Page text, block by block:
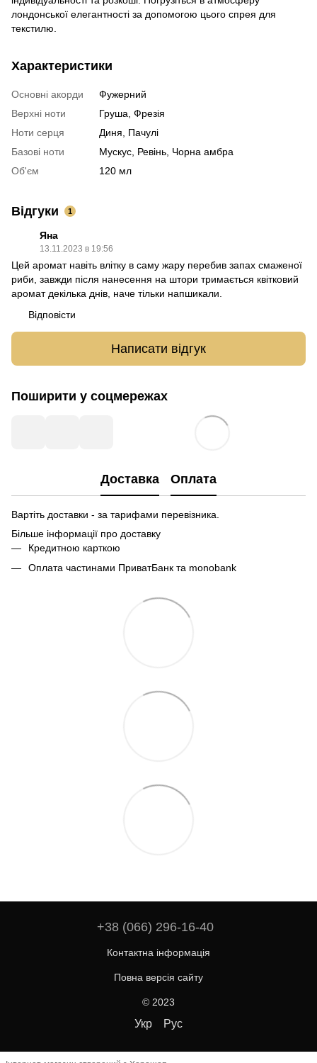
лондонської елегантності за допомогою цього спрея для
текстилю.
Характеристики
Основні акорди
Фужерний
Верхні ноти
Груша, Фрезія
Ноти серця
Диня, Пачулі
Базові ноти
Мускус, Ревінь, Чорна амбра
Об'єм
120 мл
Відгуки 1
Яна
13.11.2023 в 19:56
Цей аромат навіть влітку в саму жару перебив запах смаженої
риби, завжди після нанесення на штори тримається квітковий
аромат декілька днів, наче тільки напшикали.
Відповісти
Написати відгук
Поширити у соцмережах
Доставка Оплата
Вартіть доставки - за тарифами перевізника.
Більше інформації про доставку
Кредитною карткою
Оплата частинами ПриватБанк та monobank
+38 (066) 296-16-40
Контактна інформація
Повна версія сайту
© 2023
Укр Рус